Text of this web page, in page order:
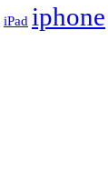
iPad iphone